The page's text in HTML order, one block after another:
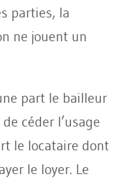
parties, la
ne jouent un
part le bailleur
céder l’usage
le locataire dont
le loyer. Le